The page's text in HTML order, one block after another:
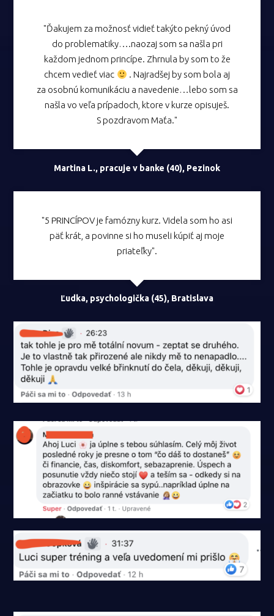
"Ďakujem za možnosť vidieť takýto pekný úvod
do problematiky….naozaj som sa našla pri
každom jednom princípe. Zhrnula by som to že
chcem vedieť viac
. Najradšej by som bola aj
za osobnú komunikáciu a navedenie…lebo som sa
našla vo veľa prípadoch, ktore v kurze opisuješ.
S pozdravom Maťa."
Martina L., pracuje v banke (40), Pezinok
"5 PRINCÍPOV je famózny kurz. Videla som ho asi
päť krát, a povinne si ho museli kúpiť aj moje
priateľky".
Ľudka, psychologička (45), Bratislava